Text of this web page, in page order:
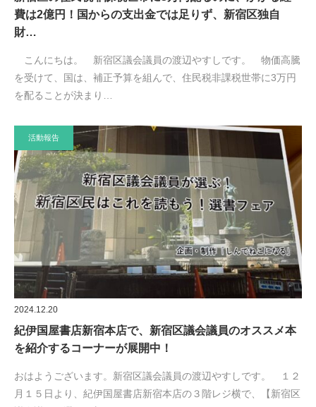
費は2億円！国からの支出金では足りず、新宿区独自
財…
こんにちは。 新宿区議会議員の渡辺やすしです。 物価高騰
を受けて、国は、補正予算を組んで、住民税非課税世帯に3万円
を配ることが決まり…
活動報告
2024.12.20
紀伊国屋書店新宿本店で、新宿区議会議員のオススメ本
を紹介するコーナーが展開中！
おはようございます。新宿区議会議員の渡辺やすしです。 １２
月１５日より、紀伊国屋書店新宿本店の３階レジ横で、【新宿区